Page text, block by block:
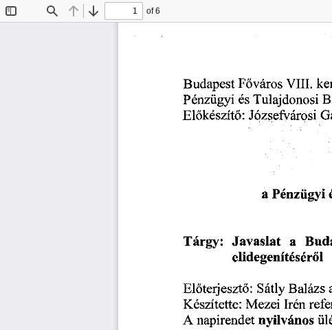
Find Previous
Next
of 6
Budapest Főváros VIII.
Pénzügyi és Tulajdonosi
Előkészítő: Józsefvárosi
a Pénzügyi
Tárgy: Javaslat a
elidegenítéséről
Előteijesztő: Sátly Balázs
Készítette: Mezei Irén
A napirendet nyilvános